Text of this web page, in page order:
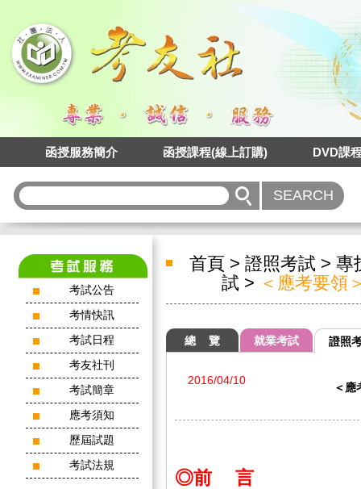
函授服務簡介 函授課程(線上訂購) DVD課
考試公告
考情快訊
考試日程
考友社刊
考試簡章
應考須知
歷屆試題
考試法規
首頁 > 證照考試 > 專
試 > ＜應考要領
總 覽 就業考試 證照
2016/04/10
＜應
◎前 言